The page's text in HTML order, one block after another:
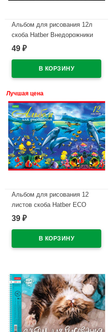
Альбом для рисования 12л
скоба Hatber Внедорожники
обложка эконом ассорти арт
49 ₽
Лучшая цена
Альбом для рисования 12
листов скоба Hatber ECO
Дельфины арт.12А4C
39 ₽